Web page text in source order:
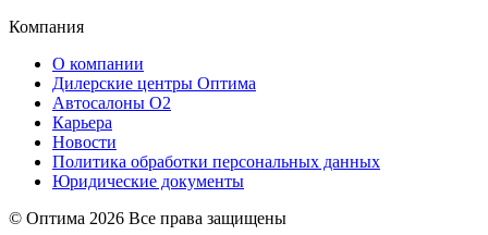
Компания
О компании
Дилерские центры Оптима
Автосалоны О2
Карьера
Новости
Политика обработки персональных данных
Юридические документы
© Оптима 2026 Все права защищены